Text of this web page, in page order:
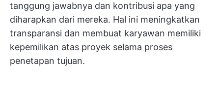
tanggung jawabnya dan kontribusi apa yang
diharapkan dari mereka. Hal ini meningkatkan
transparansi dan membuat karyawan memiliki
kepemilikan atas proyek selama proses
penetapan tujuan.